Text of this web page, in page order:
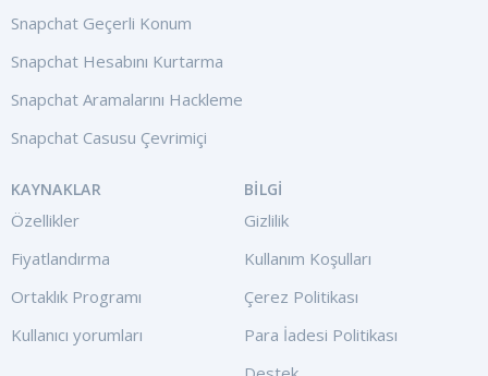
Snapchat Geçerli Konum
Snapchat Hesabını Kurtarma
Snapchat Aramalarını Hackleme
Snapchat Casusu Çevrimiçi
KAYNAKLAR
Özellikler
Fiyatlandırma
Ortaklık Programı
Kullanıcı yorumları
BILGI
Gizlilik
Kullanım Koşulları
Çerez Politikası
Para İadesi Politikası